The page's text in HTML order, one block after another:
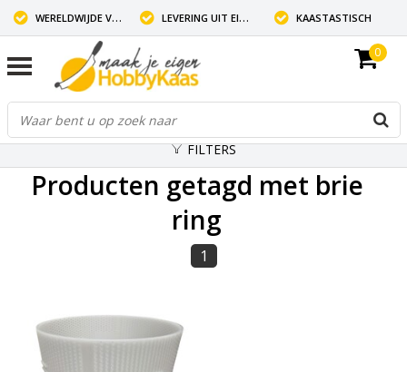
WERELDWIJDE VERZENDING LEVERING UIT EIGEN VOORRAAD KAASTASTISCH
0
FILTERS
Producten getagd met brie
ring
1